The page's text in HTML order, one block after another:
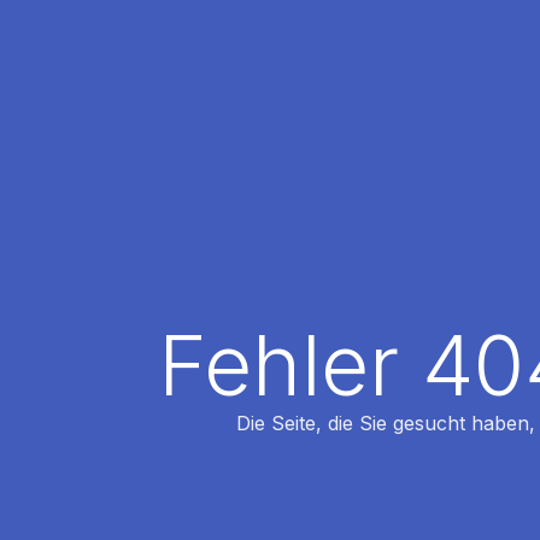
Fehler
Die Seite, die Sie gesucht